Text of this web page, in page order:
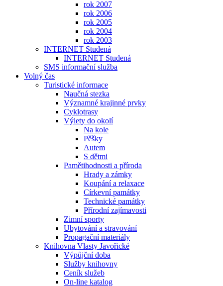
rok 2007
rok 2006
rok 2005
rok 2004
rok 2003
INTERNET Studená
INTERNET Studená
SMS informační služba
Volný čas
Turistické informace
Naučná stezka
Významné krajinné prvky
Cyklotrasy
Výlety do okolí
Na kole
Pěšky
Autem
S dětmi
Pamětihodnosti a příroda
Hrady a zámky
Koupání a relaxace
Církevní památky
Technické památky
Přírodní zajímavosti
Zimní sporty
Ubytování a stravování
Propagační materiály
Knihovna Vlasty Javořické
Výpůjční doba
Služby knihovny
Ceník služeb
On-line katalog